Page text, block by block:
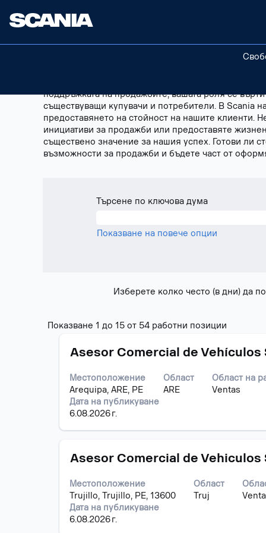
Sales
Независимо дали сте специализирани в
поддръжката на продажбите, вашата роля се
съществуващи купувачи и потребители. В Scania
предоставянето на стойност на нашите клиенти.
инициативи за продажби или предоставяте
съществено значение за нашия успех. Готови ли
възможности за продажби и бъдете част от
Търсене по ключова дума
Показване на повече опции
Изберете колко често (в дни) да
Показване 1 до 15 от 54 работни позиции
търсене
от
работни
клавиш
Позиция
Asesor Comercial de Vehículos
Местоположение
Arequipa, ARE, PE
Област
ARE
Област на
Ventas
Дата на публикуване
6.08.2026 г.
Изберете
бутона
за
интервал,
за
прегледате
съдържание
информацията
за
задание.
Позиция
Asesor Comercial de Vehiculos
Местоположение
Trujillo, Trujillo, PE, 13600
Област
Truj
Дата на публикуване
6.08.2026 г.
Изберете
бутона
за
интервал,
за